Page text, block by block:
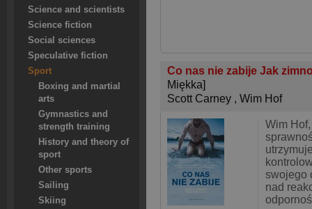
Science and scientists
Science fiction
Social sciences
Speculative fiction
Sport
Boxing and martial
arts
Gymnastics and
strength training
History and theory of
sport
Other sports
Sailing
Skiing
Co nas nie zabije Jak
Miękka]
Scott Carney , Wim Hof
Wim
swojego
nad